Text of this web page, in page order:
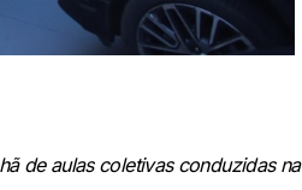
de aulas coletivas conduzidas na